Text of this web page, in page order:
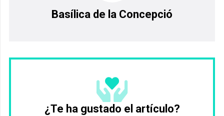
Basílica de la Concepció
¿Te ha gustado el artículo?